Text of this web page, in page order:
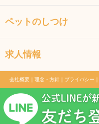
ペットのしつけ
求人情報
会社概要 ｜ 理念・方針 ｜ プライバシー ｜